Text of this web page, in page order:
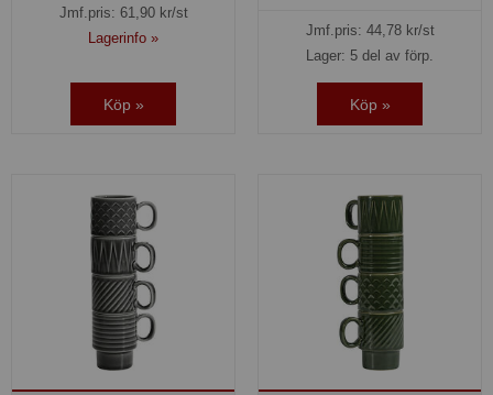
Jmf.pris: 61,90kr/st
Lagerinfo »
Köp »
Jmf.pris: 44,78kr/st
Lager: 5 del av förp.
Köp »